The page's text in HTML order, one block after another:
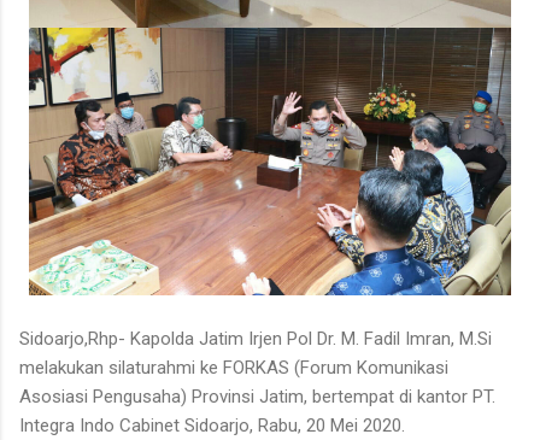
Sidoarjo,Rhp- Kapolda Jatim Irjen Pol Dr. M. Fadil Imran, M.Si
melakukan silaturahmi ke FORKAS (Forum Komunikasi
Asosiasi Pengusaha) Provinsi Jatim, bertempat di kantor PT.
Integra Indo Cabinet Sidoarjo, Rabu, 20 Mei 2020.